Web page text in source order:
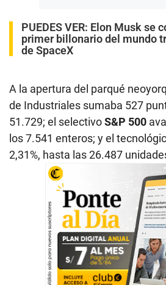
PUEDES VER: Elon Musk se
primer billonario del mundo
de SpaceX
A la apertura del parqué
de Industriales sumaba 527
51.729; el selectivoS&P 500
los 7.541 enteros; y el
2,31%, hasta las 26.487